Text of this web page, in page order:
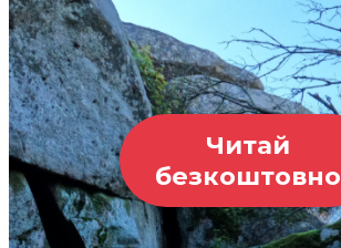
Читай
безкоштовно